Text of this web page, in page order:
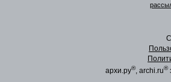
архи.ру®, archi.ru®